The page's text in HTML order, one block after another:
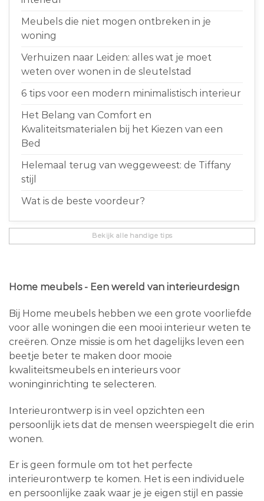
Meubels die niet mogen ontbreken in je
woning
Verhuizen naar Leiden: alles wat je moet
weten over wonen in de sleutelstad
6 tips voor een modern minimalistisch interieur
Het Belang van Comfort en
Kwaliteitsmaterialen bij het Kiezen van een
Bed
Helemaal terug van weggeweest: de Tiffany
stijl
Wat is de beste voordeur?
Bekijk alle handige tips
Home meubels - Een wereld van interieurdesign
Bij Home meubels hebben we een grote voorliefde
voor alle woningen die een mooi interieur weten te
creëren. Onze missie is om het dagelijks leven een
beetje beter te maken door mooie
kwaliteitsmeubels en interieurs voor
woninginrichting te selecteren.
Interieurontwerp is in veel opzichten een
persoonlijk iets dat de mensen weerspiegelt die erin
wonen.
Er is geen formule om tot het perfecte
interieurontwerp te komen. Het is een individuele
en persoonlijke zaak waar je je eigen stijl en passie